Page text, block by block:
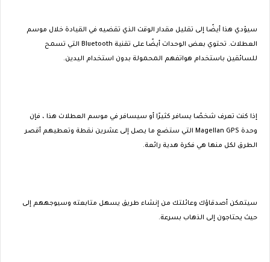
سيؤدي هذا أيضًا إلى تقليل مقدار الوقت الذي تقضيه في القيادة خلال موسم
العطلات. تحتوي بعض الوحدات أيضًا على تقنية Bluetooth التي تسمح
للسائقين باستخدام هواتفهم المحمولة بدون استخدام اليدين.
إذا كنت تعرف شخصًا يسافر كثيرًا أو سيسافر في موسم العطلات هذا ، فإن
وحدة Magellan GPS التي ستضع ما يصل إلى عشرين نقطة وتعطيهم أقصر
الطرق لكل منها هي فكرة هدية رائعة.
سيتمكن أصدقاؤك وعائلتك من إنشاء طريق يسهل متابعته وسيوجههم إلى
حيث يحتاجون إلى الذهاب بسرعة.